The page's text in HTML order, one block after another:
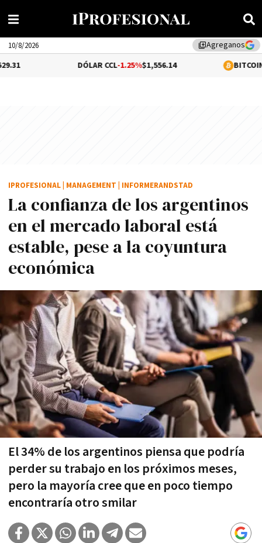
library_addAgreganos
10/8/2026
-1.25%$1,556.14 0.18%
La confianza de los argentinos
en el mercado laboral está
estable, pese a la coyuntura
económica
El 34% de los argentinos piensa que podría
perder su trabajo en los próximos meses,
pero la mayoría cree que en poco tiempo
encontraría otro smilar
IPROFESIONAL MANAGEMENT INFORMERANDSTAD